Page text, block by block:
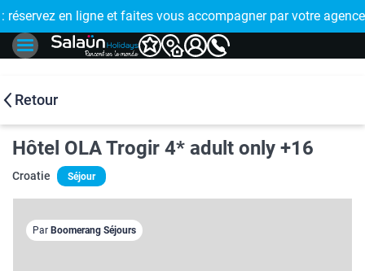
!
: réservez en ligne et faites vous accompagner par votre
Retour
Hôtel OLA Trogir 4* adult only +16
Croatie Séjour
Par Boomerang Séjours